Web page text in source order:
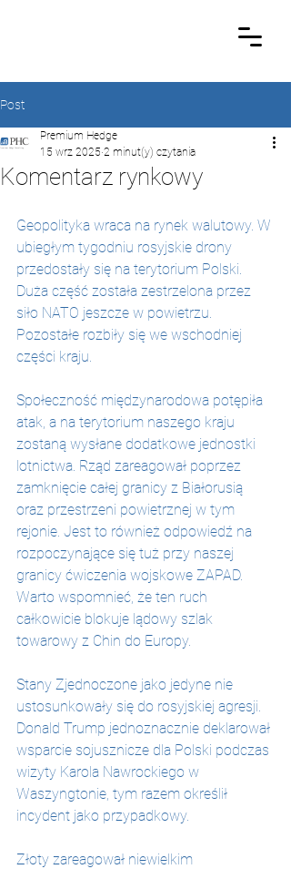
Post
Komentarz rynkowy
Premium Hedge
15 wrz 2025 2 minut(y) czytania
Geopolityka wraca na rynek walutowy. W
ubiegłym tygodniu rosyjskie drony
przedostały się na terytorium Polski.
Duża część została zestrzelona przez
siło NATO jeszcze w powietrzu.
Pozostałe rozbiły się we wschodniej
części kraju.
Społeczność międzynarodowa potępiła
atak, a na terytorium naszego kraju
zostaną wysłane dodatkowe jednostki
lotnictwa. Rząd zareagował poprzez
zamknięcie całej granicy z Białorusią
oraz przestrzeni powietrznej w tym
rejonie. Jest to również odpowiedź na
rozpoczynające się tuż przy naszej
granicy ćwiczenia wojskowe ZAPAD.
Warto wspomnieć, że ten ruch
całkowicie blokuje lądowy szlak
towarowy z Chin do Europy.
Stany Zjednoczone jako jedyne nie
ustosunkowały się do rosyjskiej agresji.
Donald Trump jednoznacznie deklarował
wsparcie sojusznicze dla Polski podczas
wizyty Karola Nawrockiego w
Waszyngtonie, tym razem określił
incydent jako przypadkowy.
Złoty zareagował niewielkim